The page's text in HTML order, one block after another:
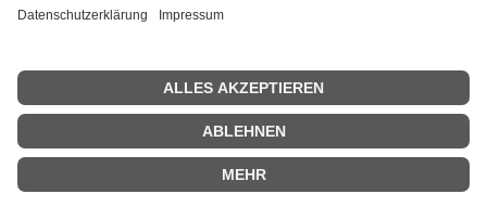
Paul Panzer
ComedySeiten
Deutsche Comediennes
| © 2013–2023 was-war-wann.de. Alle Rechte vorbehalten. |